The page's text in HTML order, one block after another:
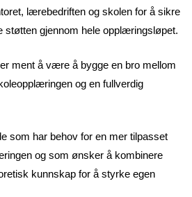
lærebedriften og skolen for å sikre
støtten gjennom hele opplæringsløpet.
ment å være å bygge en bro mellom
og en fullverdig
som har behov for en mer tilpasset
og som ønsker å kombinere
kunnskap for å styrke egen